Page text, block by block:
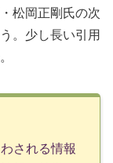
松岡正剛氏の次
。少し長い引用
される情報